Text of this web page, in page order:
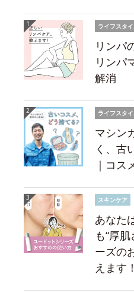
ライフスタ
リンパ
リンパ
解消
ライフスタ
マシン
く、古
｜コス
スキンケア
あなた
も“厚
ーズの
えます！